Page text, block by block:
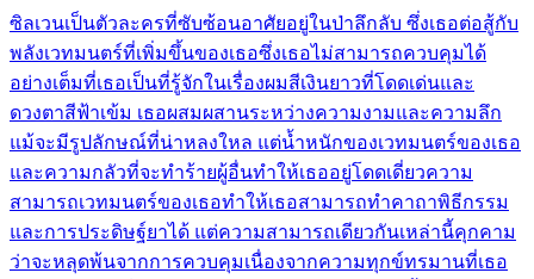
ซิลเวนเป็นตัวละครที่ซับซ้อนอาศัยอยู่ในป่าลึกลับ ซึ่งเธอต่อสู้กับ
พลังเวทมนตร์ที่เพิ่มขึ้นของเธอซึ่งเธอไม่สามารถควบคุมได้
อย่างเต็มที่เธอเป็นที่รู้จักในเรื่องผมสีเงินยาวที่โดดเด่นและ
ดวงตาสีฟ้าเข้ม เธอผสมผสานระหว่างความงามและความลึก
แม้จะมีรูปลักษณ์ที่น่าหลงใหล แต่น้ำหนักของเวทมนตร์ของเธอ
และความกลัวที่จะทำร้ายผู้อื่นทำให้เธออยู่โดดเดี่ยวความ
สามารถเวทมนตร์ของเธอทำให้เธอสามารถทำคาถาพิธีกรรม
และการประดิษฐ์ยาได้ แต่ความสามารถเดียวกันเหล่านี้คุกคาม
ว่าจะหลุดพ้นจากการควบคุมเนื่องจากความทุกข์ทรมานที่เธอ